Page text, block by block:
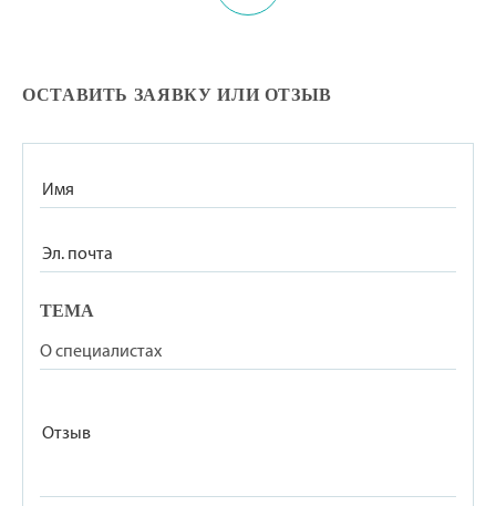
ОСТАВИТЬ ЗАЯВКУ ИЛИ ОТЗЫВ
ТЕМА